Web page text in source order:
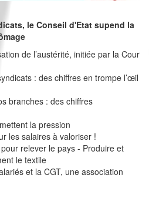
le Conseil d'Etat supend la
de l’austérité, initiée par la Cour
: des chiffres en trompe l’œil
branches : des chiffres
la pression
les salaires à valoriser !
relever le pays - Produire et
le textile
et la CGT, une association